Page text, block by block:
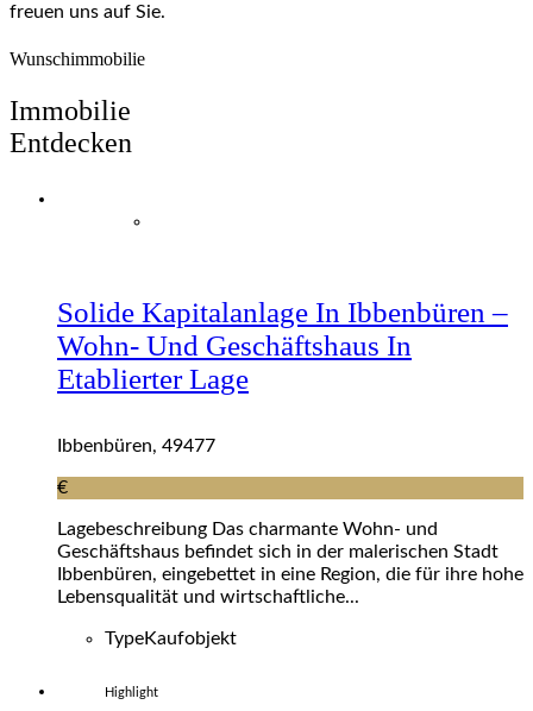
freuen uns auf Sie.
Wunschimmobilie
Immobilie
Entdecken
Solide Kapitalanlage In Ibbenbüren –
Wohn- Und Geschäftshaus In
Etablierter Lage
Ibbenbüren, 49477
€
Lagebeschreibung Das charmante Wohn- und
Geschäftshaus befindet sich in der malerischen Stadt
Ibbenbüren, eingebettet in eine Region, die für ihre hohe
Lebensqualität und wirtschaftliche...
TypeKaufobjekt
Highlight